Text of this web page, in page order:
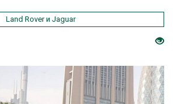
Land Rover и Jaguar